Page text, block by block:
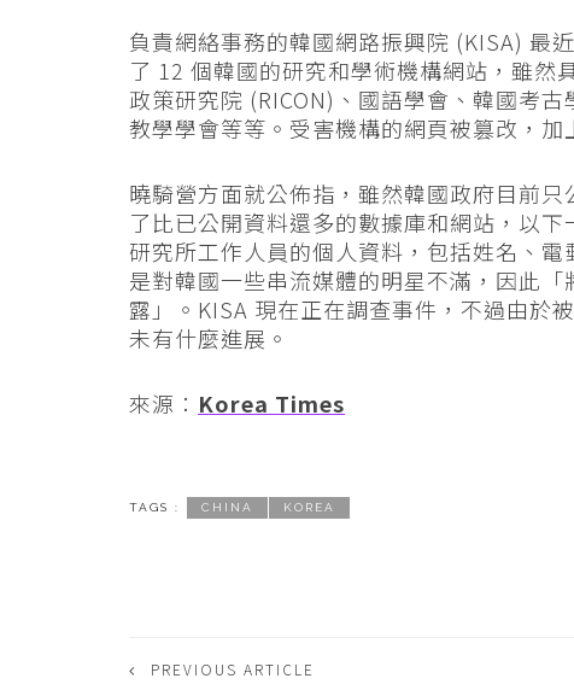
負責網絡事務的韓國網路振興院 (KISA) 最
了 12 個韓國的研究和學術機構網站，雖然
政策研究院 (RICON)、國語學會、韓國考
教學學會等等。受害機構的網頁被篡改，
曉騎營方面就公佈指，雖然韓國政府目前
了比已公開資料還多的數據庫和網站，以
研究所工作人員的個人資料，包括姓名、
是對韓國一些串流媒體的明星不滿，因此
露」。KISA 現在正在調查事件，不過由於
未有什麼進展。
來源： Korea Times
TAGS : CHINA KOREA
PREVIOUS ARTICLE